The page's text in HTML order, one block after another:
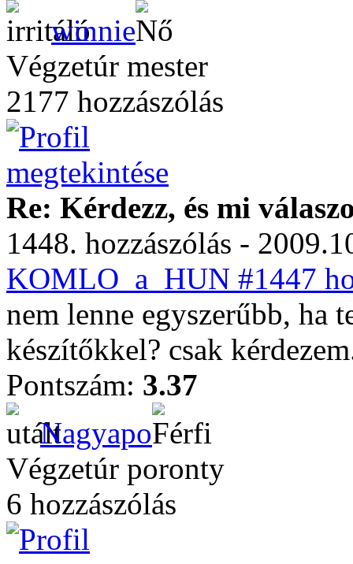
winnie
Végzetúr mester
2177 hozzászólás
Re: Kérdezz, és mi
1448. hozzászólás -
KOMLO_a_HUN #1447
nem lenne egyszerűbb, ha
készítőkkel? csak
Pontszám: 3.37
Nagyapo
Végzetúr poronty
6 hozzászólás